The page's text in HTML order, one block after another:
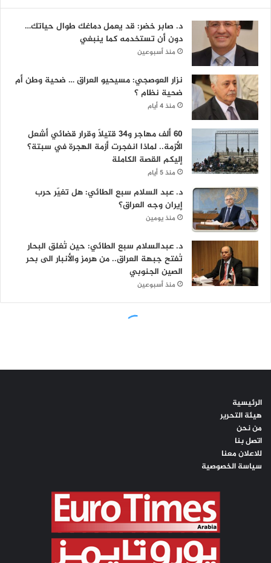
الرئيسية
هيئة التحرير
من نحن
اتصل بنا
للاعلان معنا
سياسة الخصوصية